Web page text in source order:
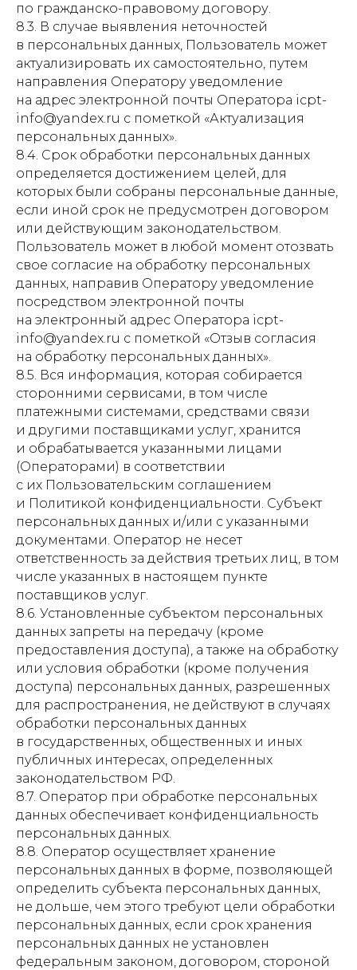
по гражданско-правовому договору.
8.3. В случае выявления неточностей
в персональных данных, Пользователь может
актуализировать их самостоятельно, путем
направления Оператору уведомление
на адрес электронной почты Оператора icpt-
info@yandex.ru с пометкой «Актуализация
персональных данных».
8.4. Срок обработки персональных данных
определяется достижением целей, для
которых были собраны персональные данные,
если иной срок не предусмотрен договором
или действующим законодательством.
Пользователь может в любой момент отозвать
свое согласие на обработку персональных
данных, направив Оператору уведомление
посредством электронной почты
на электронный адрес Оператора icpt-
info@yandex.ru с пометкой «Отзыв согласия
на обработку персональных данных».
8.5. Вся информация, которая собирается
сторонними сервисами, в том числе
платежными системами, средствами связи
и другими поставщиками услуг, хранится
и обрабатывается указанными лицами
(Операторами) в соответствии
с их Пользовательским соглашением
и Политикой конфиденциальности. Субъект
персональных данных и/или с указанными
документами. Оператор не несет
ответственность за действия третьих лиц, в том
числе указанных в настоящем пункте
поставщиков услуг.
8.6. Установленные субъектом персональных
данных запреты на передачу (кроме
предоставления доступа), а также на обработку
или условия обработки (кроме получения
доступа) персональных данных, разрешенных
для распространения, не действуют в случаях
обработки персональных данных
в государственных, общественных и иных
публичных интересах, определенных
законодательством РФ.
8.7. Оператор при обработке персональных
данных обеспечивает конфиденциальность
персональных данных.
8.8. Оператор осуществляет хранение
персональных данных в форме, позволяющей
определить субъекта персональных данных,
не дольше, чем этого требуют цели обработки
персональных данных, если срок хранения
персональных данных не установлен
федеральным законом, договором, стороной